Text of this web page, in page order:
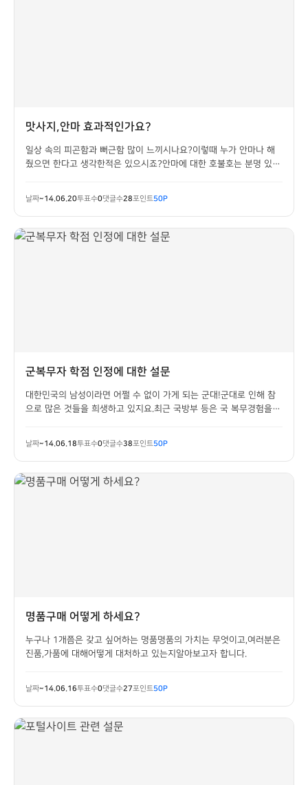
맛사지,안마 효과적인가요?
일상 속의 피곤함과 뻐근함 많이 느끼시나요?이렇때 누가 안마나 해
줬으면 한다고 생각한적은 있으시죠?안마에 대한 호불호는 분명 있습
날짜~14.06.20투표수0댓글수28포인트50P
군복무자 학점 인정에 대한 설문
대한민국의 남성이라면 어쩔 수 없이 가게 되는 군대!군대로 인해 참
으로 많은 것들을 희생하고 있지요.최근 국방부 등은 국 복무경험을
복무자의 학점인정에 대해 어떻게 생각하시...
날짜~14.06.18투표수0댓글수38포인트50P
명품구매 어떻게 하세요?
누구나 1개쯤은 갖고 싶어하는 명품명품의 가치는 무엇이고,여러분은
진품,가품에 대해어떻게 대처하고 있는지알아보고자 합니다.
날짜~14.06.16투표수0댓글수27포인트50P